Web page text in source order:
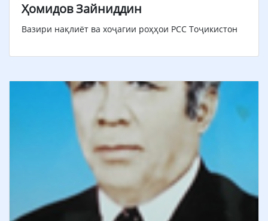
Ҳомидов Зайниддин
Вазири нақлиёт ва хоҷагии роҳҳои РСС Тоҷикистон